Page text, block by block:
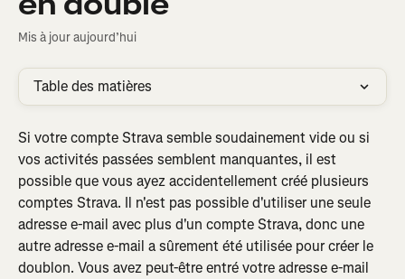
Mis à jour aujourd’hui
Table des matières
Si votre compte Strava semble soudainement vide ou si
vos activités passées semblent manquantes, il est
possible que vous ayez accidentellement créé plusieurs
comptes Strava. Il n'est pas possible d'utiliser une seule
adresse e-mail avec plus d'un compte Strava, donc une
autre adresse e-mail a sûrement été utilisée pour créer le
doublon. Vous avez peut-être entré votre adresse e-mail